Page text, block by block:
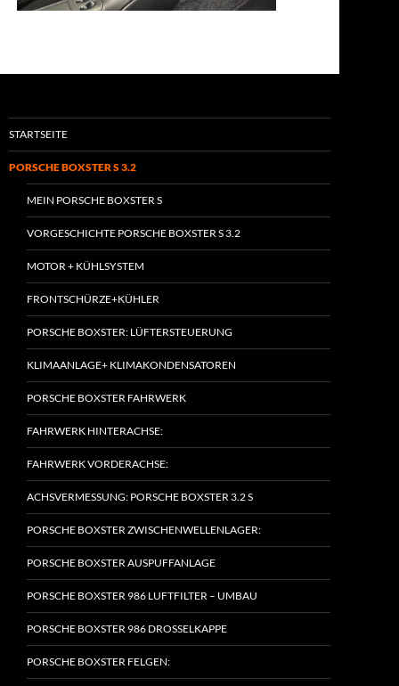
STARTSEITE
PORSCHE BOXSTER S 3.2
MEIN PORSCHE BOXSTER S
VORGESCHICHTE PORSCHE BOXSTER S 3.2
MOTOR + KÜHLSYSTEM
FRONTSCHÜRZE+KÜHLER
PORSCHE BOXSTER: LÜFTERSTEUERUNG
KLIMAANLAGE+ KLIMAKONDENSATOREN
PORSCHE BOXSTER FAHRWERK
FAHRWERK HINTERACHSE:
FAHRWERK VORDERACHSE:
ACHSVERMESSUNG: PORSCHE BOXSTER 3.2 S
PORSCHE BOXSTER ZWISCHENWELLENLAGER:
PORSCHE BOXSTER AUSPUFFANLAGE
PORSCHE BOXSTER 986 LUFTFILTER – UMBAU
PORSCHE BOXSTER 986 DROSSELKAPPE
PORSCHE BOXSTER FELGEN: